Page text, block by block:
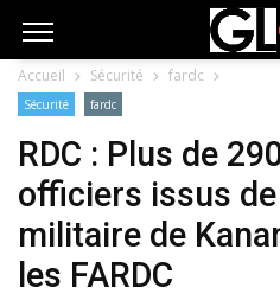
Accueil Sécurité fardc
Sécurité fardc
RDC : Plus de
officiers issus
militaire de
les FARDC